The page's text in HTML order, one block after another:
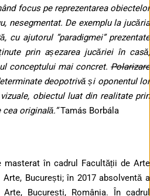
focus pe reprezentarea obiectelor
nesegmentat. De exemplu la jucăria
cu ajutorul ”paradigmei” prezentate
prin așezarea jucăriei în casă,
conceptului mai concret. Polarizare
deopotrivă și oponentul lor
obiectul luat din realitate prin
originală.”Tamás Borbála
în cadrul Facultății de Arte
București; în 2017 absolventă a
București, România. În cadrul